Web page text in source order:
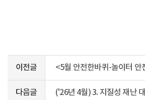
이전글 <5월 안전한바퀴-놀이터 안
다음글 ('26년 4월) 3. 지질성 재난